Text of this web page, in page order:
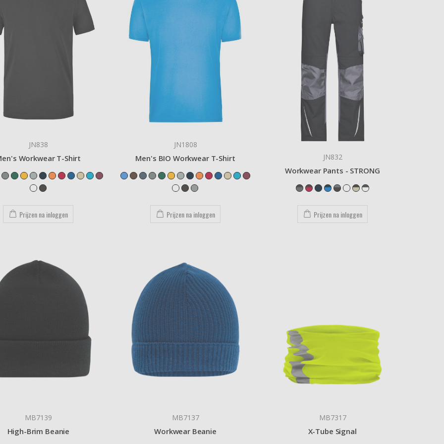
JN838
Workwear T-Shirt
Prijzen na inloggen
JN1808
Men's BIO Workwear T-Shirt
Prijzen na inloggen
JN832
Workwear Pants - STRONG
Prijzen na inloggen
MB7139
High-Brim Beanie
MB7137
Workwear Beanie
MB7317
X-Tube Signal